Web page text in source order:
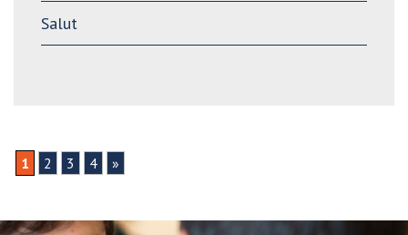
Salut
1 2 3 4 »